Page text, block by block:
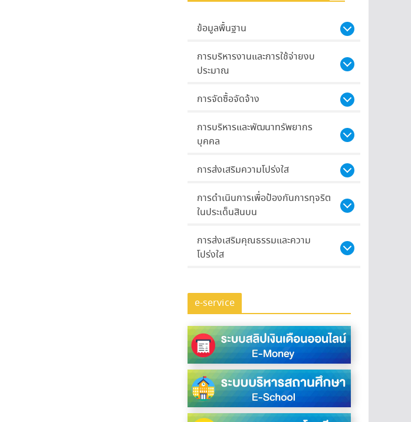
ข้อมูลพื้นฐาน
การบริหารงานและการใช้จ่ายงบ
ประมาณ
การจัดซื้อจัดจ้าง
การบริหารและพัฒนาทรัพยากร
บุคคล
การส่งเสริมความโปร่งใส
การดำเนินการเพื่อป้องกันการทุจริต
ในประเด็นสินบน
การส่งเสริมคุณธรรมและความ
โปร่งใส
e-service